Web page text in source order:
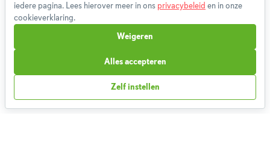
Privacybeleid
Cookieverklaring
Betaalmethoden
Klachtenprocedure
Partnerprogramma
iedere pagina. Lees hierover meer in ons privacybeleid en in onze
cookieverklaring.
Zelf instellen
Weigeren
Alles accepteren